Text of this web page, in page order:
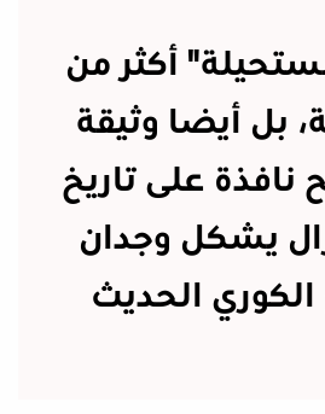
أكثر من
بل أيضا وثيقة
نافذة على تاريخ
يشكل وجدان
الحديث